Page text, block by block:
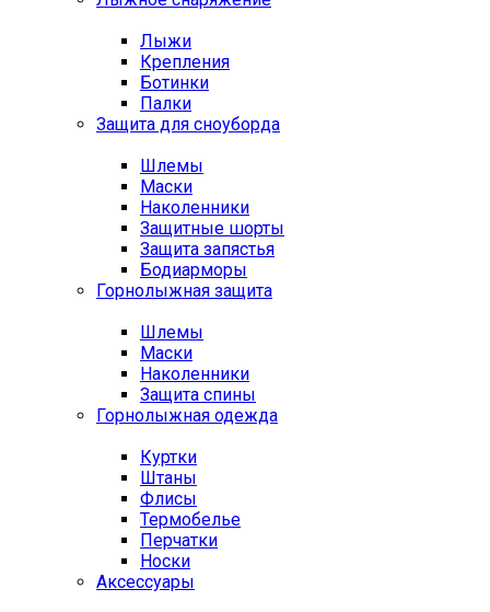
Лыжи
Крепления
Ботинки
Палки
Защита для сноуборда
Шлемы
Маски
Наколенники
Защитные шорты
Защита запястья
Бодиарморы
Горнолыжная защита
Шлемы
Маски
Наколенники
Защита спины
Горнолыжная одежда
Куртки
Штаны
Флисы
Термобелье
Перчатки
Носки
Аксессуары